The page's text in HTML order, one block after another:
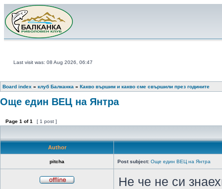
Last visit was: 08 Aug 2026, 06:47
Board index » клуб Балканка » Какво вършим и какво сме свършили през годините
Още един ВЕЦ на Янтра
Page 1 of1 [ 1 post ]
Author
pitcha Post subject: Още един ВЕЦ на Янтра
Не че не си